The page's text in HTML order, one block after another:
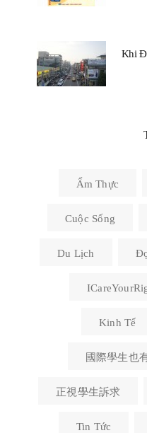
Khi
Ẩm Thực
Cuộc Sống
Du Lịch
Kinh Tế
國際學生也
正視學生訴求
Tin Tức